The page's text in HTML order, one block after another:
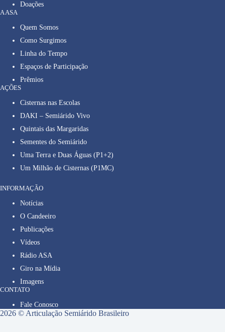
Doações
A ASA
Quem Somos
Como Surgimos
Linha do Tempo
Espaços de Participação
Prêmios
AÇÕES
Cisternas nas Escolas
DAKI – Semiárido Vivo
Quintais das Margaridas
Sementes do Semiárido
Uma Terra e Duas Águas (P1+2)
Um Milhão de Cisternas (P1MC)
INFORMAÇÃO
Notícias
O Candeeiro
Publicações
Vídeos
Rádio ASA
Giro na Mídia
Imagens
CONTATO
Fale Conosco
2026 © Articulação Semiárido Brasileiro